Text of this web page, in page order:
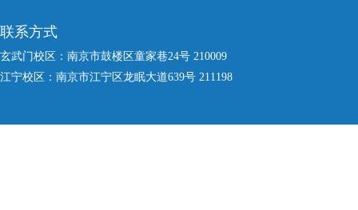
联系方式
玄武门校区：南京市鼓楼区童家巷24号 210009
江宁校区：南京市江宁区龙眠大道639号 211198